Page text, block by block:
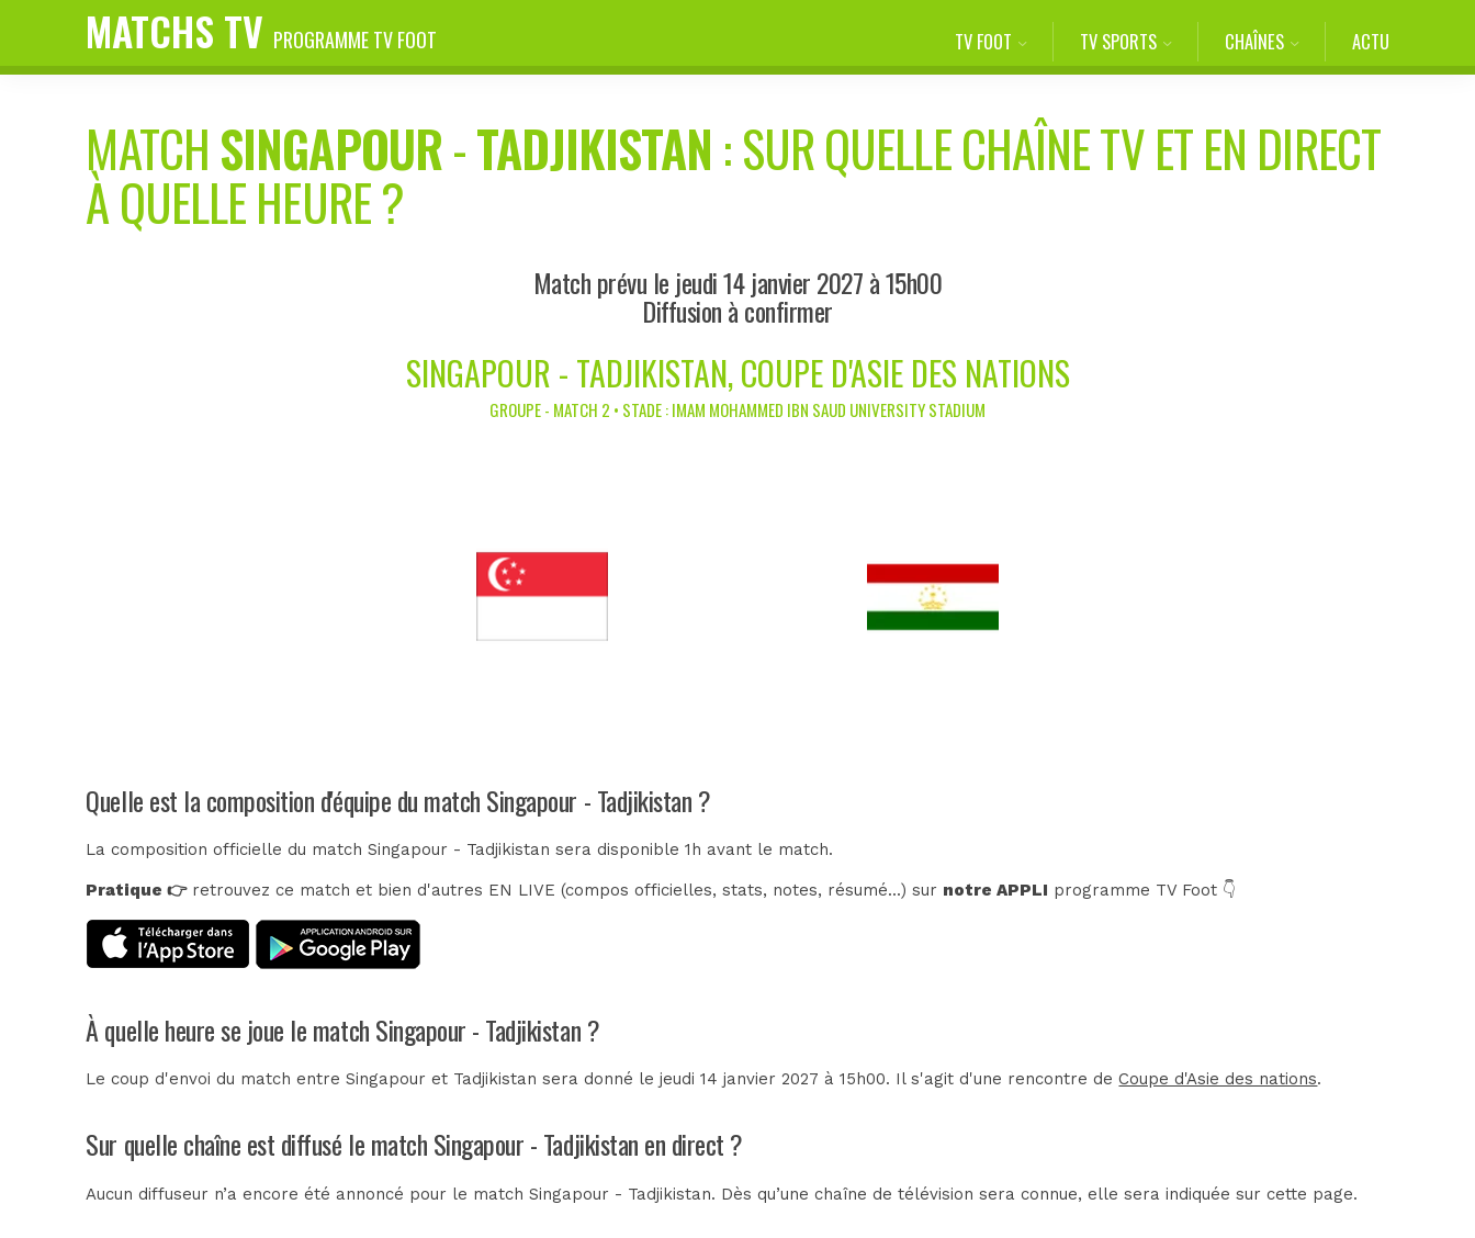
MATCHS TV PROGRAMME TV FOOT TV FOOT TV SPORTS CHAÎNES ACTU
MATCHSINGAPOUR-TADJIKISTAN : SUR QUELLE CHAÎNE TV ET EN DIRECT
À QUELLE HEURE ?
Match prévu le jeudi 14 janvier 2027 à 15h00
Diffusion à confirmer
SINGAPOUR - TADJIKISTAN, COUPE D'ASIE DES NATIONS
GROUPE - MATCH 2 • STADE : IMAM MOHAMMED IBN SAUD UNIVERSITY STADIUM
Quelle est la composition d'équipe du match Singapour - Tadjikistan ?
La composition officielle du match Singapour - Tadjikistan sera disponible 1h avant le match.
Pratique 👉retrouvez ce match et bien d'autres EN LIVE (compos officielles, stats, notes, résumé...) sur notre APPLI programme TV Foot 👇
À quelle heure se joue le match Singapour - Tadjikistan ?
Le coup d'envoi du match entre Singapour et Tadjikistan sera donné le jeudi 14 janvier 2027 à 15h00. Il s'agit d'une rencontre deCoupe d'Asie des nations.
Sur quelle chaîne est diffusé le match Singapour - Tadjikistan en direct ?
Aucun diffuseur n’a encore été annoncé pour le match Singapour - Tadjikistan. Dès qu’une chaîne de télévision sera connue, elle sera indiquée sur cette page.